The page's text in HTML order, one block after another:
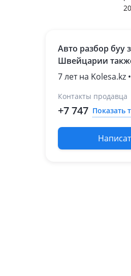
Авто разбор буу
Швейцарии
7 лет на Kolesa.kz
Контакты продавца
+7 747 Показать